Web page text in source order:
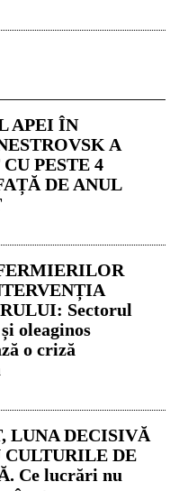
APEI ÎN
A
PESTE 4
DE ANUL
Sectorul
oleaginos
o criză
LUNA DECISIVĂ
CULTURILE DE
Ce lucrări nu